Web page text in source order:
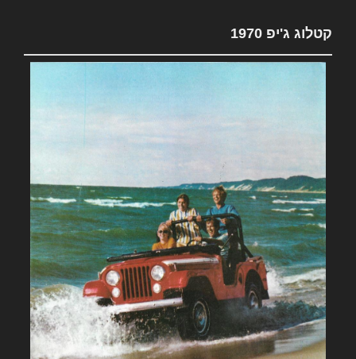
קטלוג ג'יפ 1970